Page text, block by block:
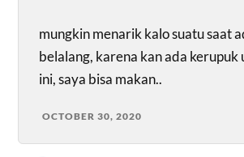
mungkin menarik kalo suatu saat
belalang, karena kan ada kerupuk
ini, saya bisa makan..
OCTOBER 30, 2020